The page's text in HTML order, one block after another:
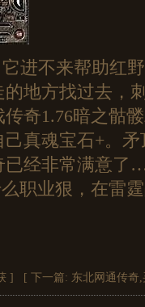
进不来帮助红
地方找过去，
奇1.76暗之骷
真魂宝石+。
已经非常满意
职业狠，在雷
] [ 下一篇: 东北网通传奇